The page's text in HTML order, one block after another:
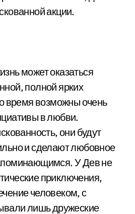
акции.
может оказаться
полной ярких
время возможны очень
в любви.
они будут
и сделают любовное
У Дев не
приключения,
человеком, с
лишь дружеские